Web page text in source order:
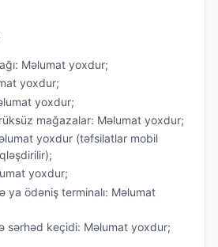
Məlumat yoxdur;
yoxdur;
yoxdur;
mağazalar: Məlumat yoxdur;
yoxdur (təfsilatlar mobil
yoxdur;
ya ödəniş terminalı: Məlumat
sərhəd keçidi: Məlumat yoxdur;